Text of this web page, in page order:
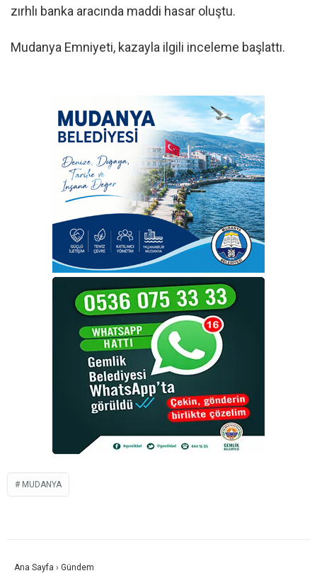
zırhlı banka aracında maddi hasar oluştu.
Mudanya Emniyeti, kazayla ilgili inceleme başlattı.
MUDANYA
Ana Sayfa › Gündem